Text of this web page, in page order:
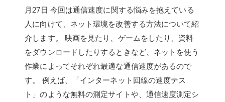
月27日 今回は通信速度に関する悩みを抱えている
人に向けて、ネット環境を改善する方法について紹
介します。 映画を見たり、ゲームをしたり、資料
をダウンロードしたりするときなど、ネットを使う
作業によってそれぞれ最適な通信速度があるので
す。 例えば、「インターネット回線の速度テス
ト」のような無料の測定サイトや、通信速度測定シ